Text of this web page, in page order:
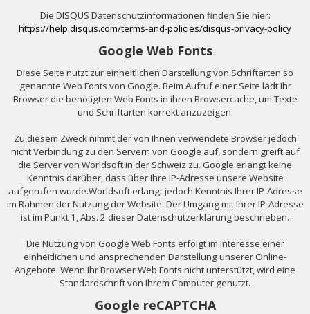
Die DISQUS Datenschutzinformationen finden Sie hier:
https://help.disqus.com/terms-and-policies/disqus-privacy-policy
Google Web Fonts
Diese Seite nutzt zur einheitlichen Darstellung von Schriftarten so
genannte Web Fonts von Google. Beim Aufruf einer Seite lädt Ihr
Browser die benötigten Web Fonts in ihren Browsercache, um Texte
und Schriftarten korrekt anzuzeigen.
Zu diesem Zweck nimmt der von Ihnen verwendete Browser jedoch
nicht Verbindung zu den Servern von Google auf, sondern greift auf
die Server von Worldsoft in der Schweiz zu. Google erlangt keine
Kenntnis darüber, dass über Ihre IP-Adresse unsere Website
aufgerufen wurde.Worldsoft erlangt jedoch Kenntnis Ihrer IP-Adresse
im Rahmen der Nutzung der Website. Der Umgang mit Ihrer IP-Adresse
ist im Punkt 1, Abs. 2 dieser Datenschutzerklärung beschrieben.
Die Nutzung von Google Web Fonts erfolgt im Interesse einer
einheitlichen und ansprechenden Darstellung unserer Online-
Angebote. Wenn Ihr Browser Web Fonts nicht unterstützt, wird eine
Standardschrift von Ihrem Computer genutzt.
Google reCAPTCHA